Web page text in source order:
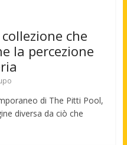
che
la percezione
di The Pitti Pool,
diversa da ciò che